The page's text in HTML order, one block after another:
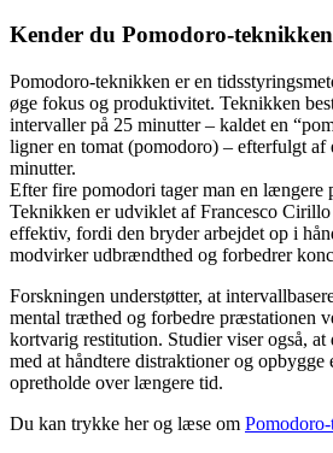
Kender du Pomodoro-
Pomodoro-teknikken er en
øge fokus og produktivitet. Teknikken
intervaller på 25 minutter – kaldet en
ligner en tomat (pomodoro) – efterfulgt af
minutter.
Efter fire pomodori tager man en længere
Teknikken er udviklet af Francesco Cirillo
effektiv, fordi den bryder arbejdet op i
modvirker udbrændthed og forbedrer
Forskningen understøtter, at
mental træthed og forbedre præstationen
kortvarig restitution. Studier viser også,
med at håndtere distraktioner og opbygge
opretholde over længere tid.
Du kan trykke her og læse om